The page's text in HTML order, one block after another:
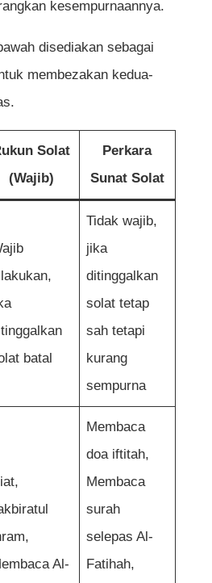
kesempurnaannya.
disediakan sebagai
membezakan kedua-
Solat
(Wajib)
Perkara
Sunat Solat
batal
Tidak wajib,
jika
ditinggalkan
solat tetap
sah tetapi
kurang
sempurna
Al-
Membaca
doa iftitah,
Membaca
surah
selepas Al-
Fatihah,